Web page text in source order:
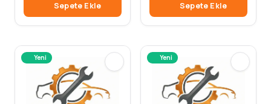
Sepete Ekle Sepete Ekle
Yeni Yeni